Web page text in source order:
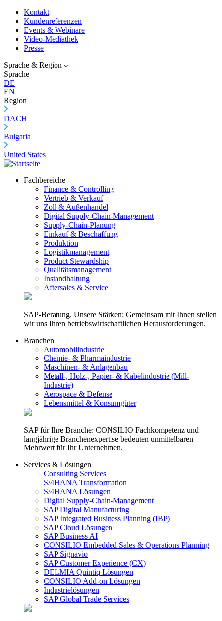
Kontakt
Kundenreferenzen
Events & Webinare
Video-Mediathek
Presse
Sprache & Region
Sprache
DE
EN
Region
DACH
Bulgaria
United States
Fachbereiche
Finance & Controlling
Vertrieb & Verkauf
Zoll & Außenhandel
Digital Supply-Chain-Management
Supply-Chain-Planung
Einkauf & Beschaffung
Produktion
Logistikmanagement
Product Stewardship
Qualitätsmanagement
Instandhaltung
Aftersales & Service
SAP-Beratung. Unsere Stärken: Gemeinsam mit Ihnen stellen
wir uns Ihren betriebswirtschaftlichen Herausforderungen.
Branchen
Automobilindustrie
Chemie- & Pharmaindustrie
Maschinen- & Anlagenbau
Metall-, Holz-, Papier- & Kabelindustrie (Mill-
Industrie)
Aerospace & Defense
Lebensmittel & Konsumgüter
SAP für Ihre Branche: CONSILIO Fachkompetenz und
langjährige Branchenexpertise bedeuten unmittelbaren
Mehrwert für Ihr Unternehmen.
Services & Lösungen
Consulting Services
S/4HANA Transformation
S/4HANA Lösungen
Digital Supply-Chain-Management
SAP Digital Manufacturing
SAP Integrated Business Planning (IBP)
SAP Cloud Lösungen
SAP Business AI
CONSILIO Embedded Sales & Operations Planning
SAP Signavio
SAP Customer Experience (CX)
DELMIA Quintiq Lösungen
CONSILIO Add-on Lösungen
Industrielösungen
SAP Global Trade Services